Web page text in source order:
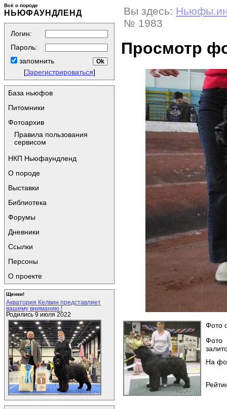
Всё о породе
НЬЮФАУНДЛЕНД
Логин:
Пароль:
запомнить
[Зарегистрироваться]
База ньюфов
Питомники
Фотоархив
Правила пользования
сервисом
НКП Ньюфаундленд
О породе
Выставки
Библиотека
Форумы
Дневники
Ссылки
Персоны
О проекте
Щенки!
Акватория Келвин представляет
вашему вниманию !
Родились 9 июля 2022
Вы здесь:
№ 1983
Просмотр
Фото
Фото
На